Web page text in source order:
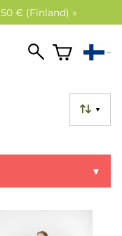
€ (Finland) »
▼
▼